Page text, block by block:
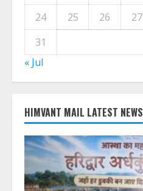
24
25 26 27
31
« Jul
HIMVANT MAIL LATEST NEWS